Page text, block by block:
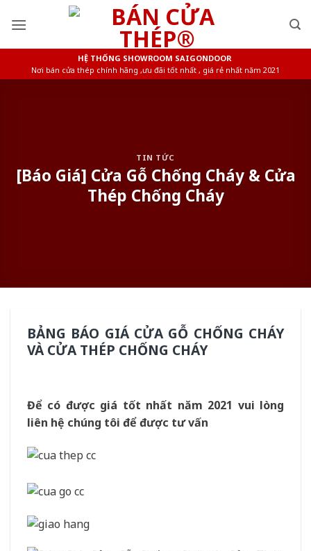
HỆ THỐNG SHOWROOM SAIGONDOOR
Nơi bán cửa thép chính hãng ,ưu đãi tốt nhất , giá rẻ nhất năm 2021
TIN TỨC
[Báo Giá] Cửa Gỗ Chống Cháy & Cửa
Thép Chống Cháy
BẢNG BÁO GIÁ CỬA GỖ CHỐNG CHÁY
VÀ CỬA THÉP CHỐNG CHÁY
Để có được giá tốt nhất năm 2021 vui lòng
liên hệ chúng tôi để được tư vấn